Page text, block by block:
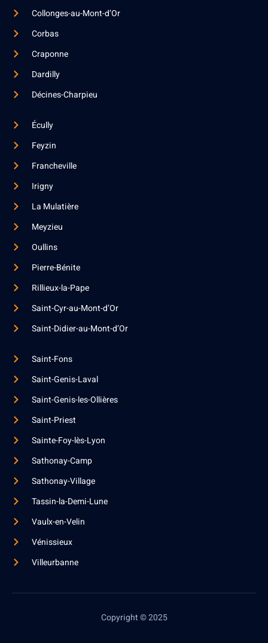
Collonges-au-Mont-d’Or
Corbas
Craponne
Dardilly
Décines-Charpieu
Écully
Feyzin
Francheville
Irigny
La Mulatière
Meyzieu
Oullins
Pierre-Bénite
Rillieux-la-Pape
Saint-Cyr-au-Mont-d’Or
Saint-Didier-au-Mont-d’Or
Saint-Fons
Saint-Genis-Laval
Saint-Genis-les-Ollières
Saint-Priest
Sainte-Foy-lès-Lyon
Sathonay-Camp
Sathonay-Village
Tassin-la-Demi-Lune
Vaulx-en-Velin
Vénissieux
Villeurbanne
Copyright © 2025